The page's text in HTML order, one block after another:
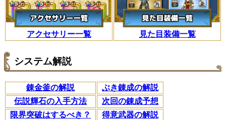
アクセサリー一覧 見た目装備一覧
システム解説
錬金釜の解説
ぶき錬成の解説
伝説輝石の入手方法
次回の錬成予想
限界突破はするべき？
得意武器の解説